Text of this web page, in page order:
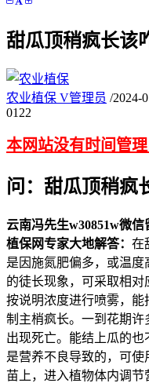
甜瓜顶稍疯长该
农业植保 V管理员 /2024-
01 22
本网站没有时间管
问：甜瓜顶稍疯
云南冯先生w30851w微信
植保网专家大地解答： 在
是因施氮肥偏多，或温
的徒长现象，可采取相
按说明浓度进行喷雾，
制主梢疯长。一到花期
出现死亡。能结上瓜的
是营养不良导致的，可
苗上，进入植物体内调